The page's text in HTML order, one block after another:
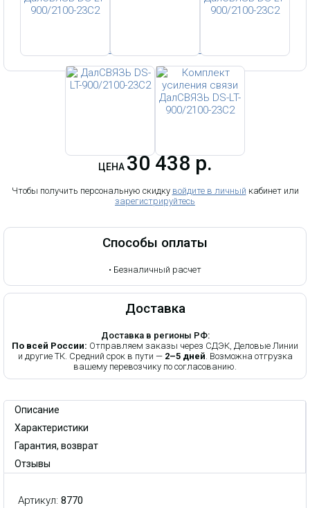
Усилители сигнала сотовой связи
Усилители-репитеры GSM-900/1800/3G
Артикул:
Статус: нет на складе
ЦЕНА30 438 р.
Чтобы получить персональную скидку войдите в личный кабинет или
зарегистрируйтесь
Способы оплаты
• Безналичный расчет
Доставка
Доставка в регионы РФ:
По всей России: Отправляем заказы через СДЭК, Деловые Линии
и другие ТК. Средний срок в пути — 2–5 дней. Возможна отгрузка
вашему перевозчику по согласованию.
Описание
Характеристики
Гарантия, возврат
Отзывы
Артикул: 8770